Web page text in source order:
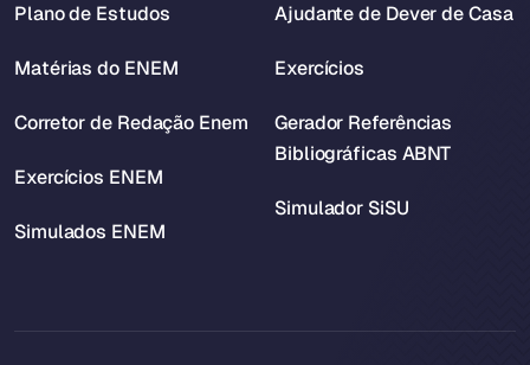
Plano de Estudos
Matérias do ENEM
Corretor de Redação Enem
Exercícios ENEM
Simulados ENEM
Ajudante de Dever de Casa
Exercícios
Gerador Referências
Bibliográficas ABNT
Simulador SiSU